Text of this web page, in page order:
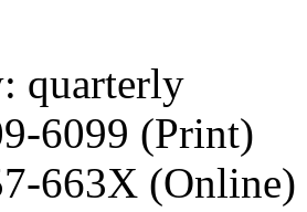
quarterly
6099 (Print)
663X (Online)